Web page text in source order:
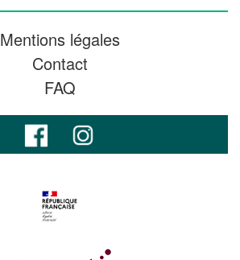
Mentions légales
Contact
FAQ